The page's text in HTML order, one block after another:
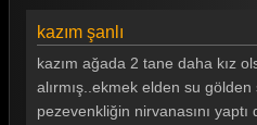
kazım şanlı
kazım ağada 2 tane daha kız
alırmış..ekmek elden su
pezevenkliğin nirvanasını yaptı